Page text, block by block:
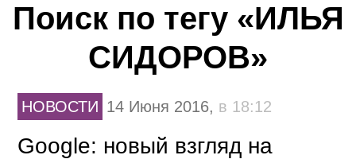
Поиск по тегу «ИЛЬЯ
СИДОРОВ»
НОВОСТИ 14 Июня 2016, в 18:12
Google: новый взгляд на